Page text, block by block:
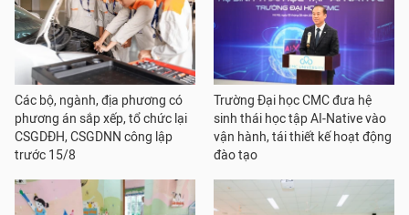
Các bộ, ngành, địa phương có
phương án sắp xếp, tổ chức lại
CSGDĐH, CSGDNN công lập
trước 15/8
Trường Đại học CMC đưa hệ
sinh thái học tập AI-Native vào
vận hành, tái thiết kế hoạt động
đào tạo